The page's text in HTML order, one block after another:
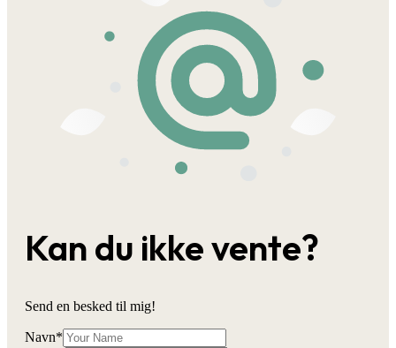
Kan du ikke vente?
Send en besked til mig!
Navn*